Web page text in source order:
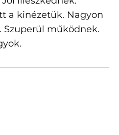
a kinézetük. Nagyon
működnek.
besorolásával